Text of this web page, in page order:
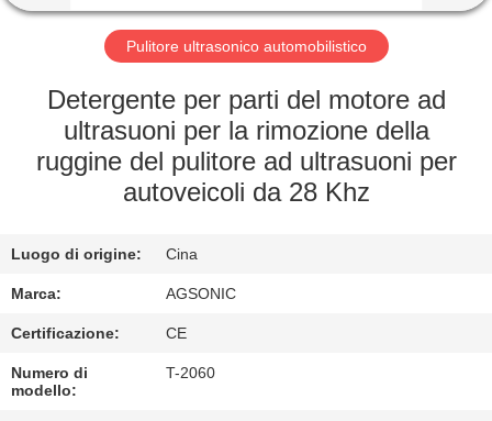
CIRCA
GIRO
DELLA
FABBRICA
CONTROLLO
DI
QUALITÀ
CONTATTICI
Pulitore ultrasonico automobilistico
Detergente per parti del motore ad
ultrasuoni per la rimozione della
ruggine del pulitore ad ultrasuoni per
autoveicoli da 28 Khz
Luogo di origine: Cina
Marca: AGSONIC
Certificazione: CE
Numero di
modello:
T-2060